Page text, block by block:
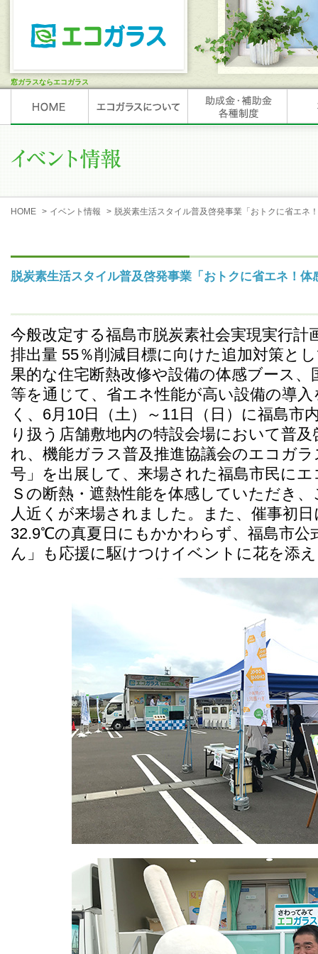
窓ガラスならエコガラス
HOME > イベント情報 > 脱炭素生活スタイル普及啓発事業「おトクに省エネ
脱炭素生活スタイル普及啓発事業「おトクに省エネ！体
今般改定する福島市脱炭素社会実現実行計
排出量 55％削減目標に向けた追加対策と
果的な住宅断熱改修や設備の体感ブース、
等を通じて、省エネ性能が高い設備の導
く、6月10日（土）～11日（日）に福島市
り扱う店舗敷地内の特設会場において普
れ、機能ガラス普及推進協議会のエコガ
号」を出展して、来場された福島市民に
Ｓの断熱・遮熱性能を体感していただき
人近くが来場されました。また、催事初
32.9℃の真夏日にもかかわらず、福島市公
ん」も応援に駆けつけイベントに花を添